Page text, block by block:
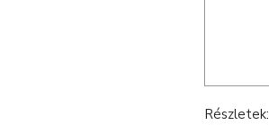
Részletek: